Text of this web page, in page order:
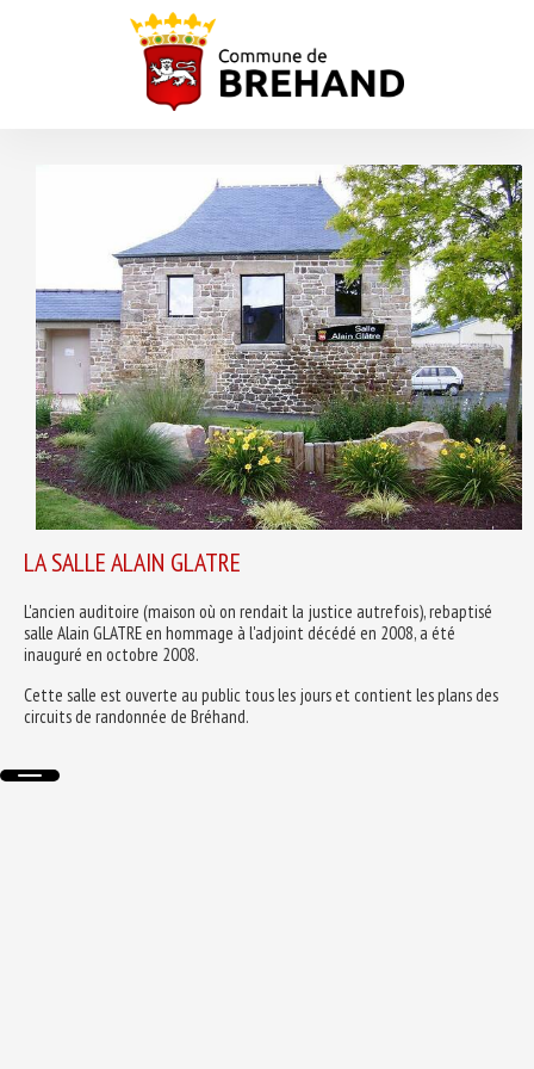
LA SALLE ALAIN GLATRE
L'ancien auditoire (maison où on rendait la justice autrefois), rebaptisé
salle Alain GLATRE en hommage à l'adjoint décédé en 2008, a été
inauguré en octobre 2008.
Cette salle est ouverte au public tous les jours et contient les plans des
circuits de randonnée de Bréhand.